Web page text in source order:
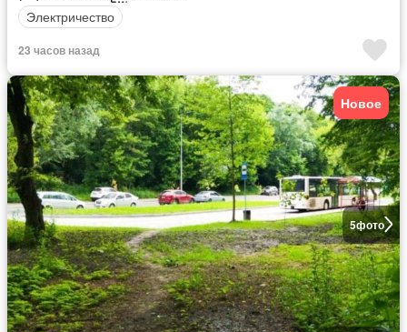
Электричество
23 часов назад
5фото
Новое